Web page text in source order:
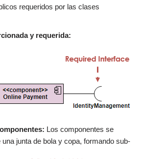
requeridos por las clases
y requerida:
Los componentes se
junta de bola y copa, formando sub-